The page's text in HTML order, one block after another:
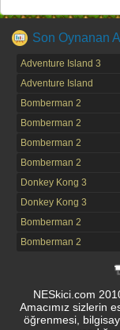
Son Oynanan
Adventure Island 3
Adventure Island
Bomberman 2
Bomberman 2
Bomberman 2
Bomberman 2
Donkey Kong 3
Donkey Kong 3
Bomberman 2
Bomberman 2
NESkici.com
Amacımız sizlerin
öğrenmesi,